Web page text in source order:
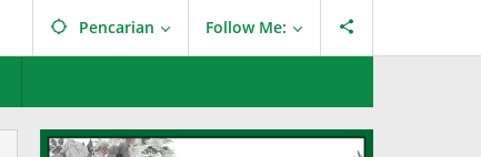
Pencarian Follow Me: